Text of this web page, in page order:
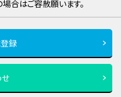
合はご容赦願います。
録